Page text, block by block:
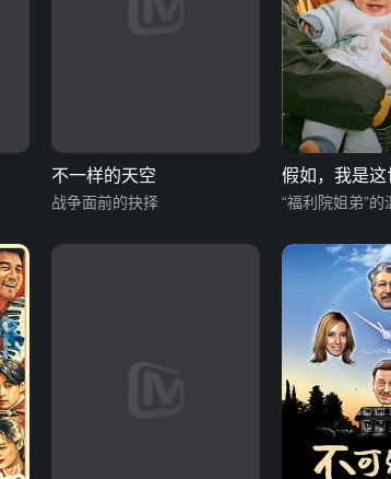
不一样的天空
战争面前的抉择
假如，我是这
的人
“福利院姐弟”的